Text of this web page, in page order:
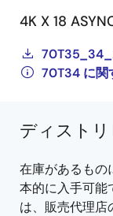
4K X 18
70T34 に関
ディスト
在庫があるもの
本的に入手可能
は、販売代理店